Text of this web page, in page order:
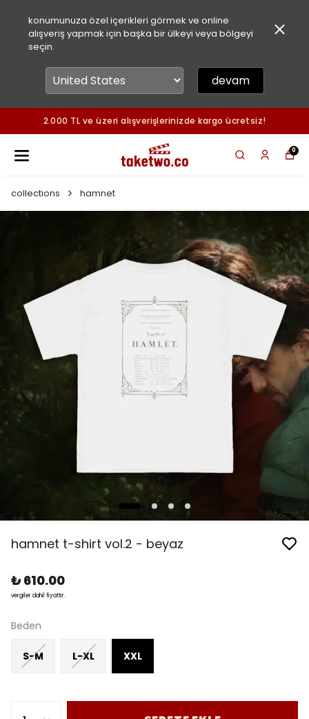
konumunuza özel içerikleri görmek ve online
alışveriş yapmak için başka bir ülkeyi veya bölgeyi
seçin.
devam
2.000 TL ve üzeri alışverişlerinizde kargo ücretsiz!
0
collections hamnet
hamnet t-shirt vol.2 - beyaz
₺ 610.00
vergiler dahil fiyattır.
Beden
S-M L-XL XXL